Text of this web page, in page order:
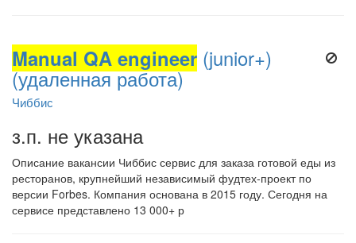
Manual QA engineer (junior+)
(удаленная работа)
Чиббис
з.п. не указана
Описание вакансии Чиббис сервис для заказа готовой еды из
ресторанов, крупнейший независимый фудтех-проект по
версии Forbes. Компания основана в 2015 году. Сегодня на
сервисе представлено 13 000+ р